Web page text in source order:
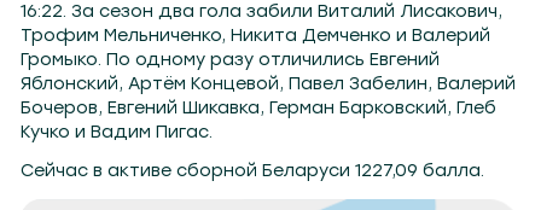
16:22. За сезон два гола забили Виталий Лисакович,
Трофим Мельниченко, Никита Демченко и Валерий
Громыко. По одному разу отличились Евгений
Яблонский, Артём Концевой, Павел Забелин, Валерий
Бочеров, Евгений Шикавка, Герман Барковский, Глеб
Кучко и Вадим Пигас.
Сейчас в активе сборной Беларуси 1227,09 балла.